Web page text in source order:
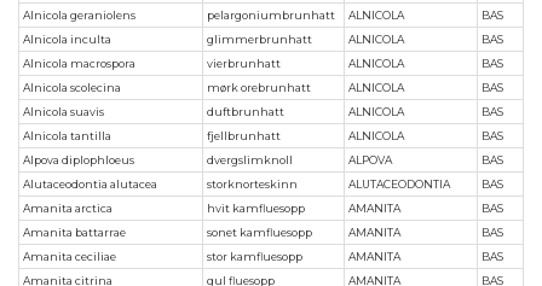
Alnicola geraniolens
pelargoniumbrunhatt ALNICOLA
BAS
Alnicola inculta
glimmerbrunhatt ALNICOLA
BAS
Alnicola macrospora
vierbrunhatt ALNICOLA
BAS
Alnicola scolecina
mørk orebrunhatt ALNICOLA
BAS
Alnicola suavis
duftbrunhatt ALNICOLA
BAS
Alnicola tantilla
fjellbrunhatt ALNICOLA
BAS
Alpova diplophloeus
dvergslimknoll ALPOVA
BAS
Alutaceodontia alutacea
storknorteskinn ALUTACEODONTIA
BAS
Amanita arctica
hvit kamfluesopp AMANITA
BAS
Amanita battarrae
sonet kamfluesopp AMANITA
BAS
Amanita ceciliae
stor kamfluesopp AMANITA
BAS
Amanita citrina
gul fluesopp AMANITA
BAS